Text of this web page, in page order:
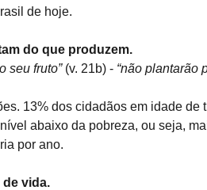
de hoje.
do que produzem.
seu fruto” (v. 21b) - “não plantarão
13% dos cidadãos em idade de
abaixo da pobreza, ou seja,
por ano.
de vida.